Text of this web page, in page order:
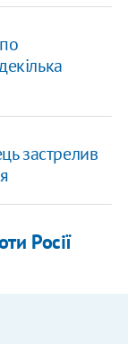
застрелив
Росії